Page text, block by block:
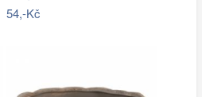
54,-Kč